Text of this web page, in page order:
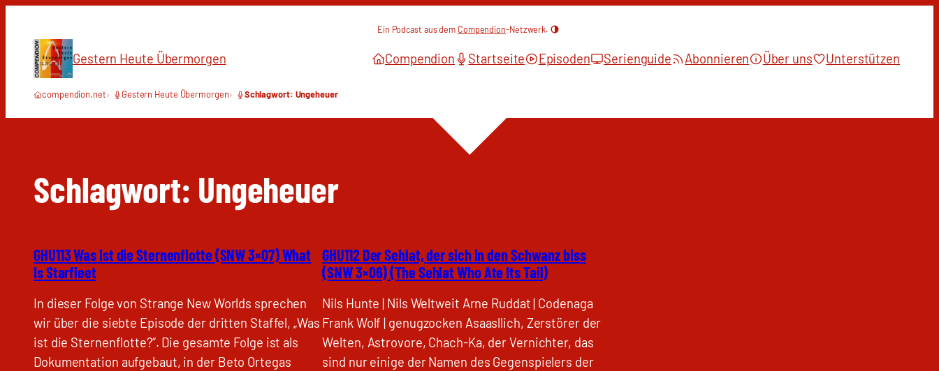
springen
Ein Podcast aus dem Compendion-Netzwerk.
Gestern Heute Übermorgen Compendion Startseite Episoden Serienguide Abonnieren Über uns Unterstützen
compendion.net Gestern Heute Übermorgen Schlagwort: Ungeheuer
Schlagwort: Ungeheuer
GHU113 Was ist die Sternenflotte (SNW 3×07) What
Is Starfleet
In dieser Folge von Strange New Worlds sprechen
wir über die siebte Episode der dritten Staffel, „Was
ist die Sternenflotte?“. Die gesamte Folge ist als
Dokumentation aufgebaut, in der Beto Ortegas
GHU112 Der Sehlat, der sich in den Schwanz biss
(SNW 3×06) (The Sehlat Who Ate Its Tail)
Nils Hunte | Nils Weltweit Arne Ruddat | Codenaga
Frank Wolf | genugzocken Asaasllich, Zerstörer der
Welten, Astrovore, Chach-Ka, der Vernichter, das
sind nur einige der Namen des Gegenspielers der